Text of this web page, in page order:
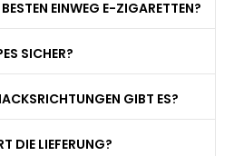
EINWEG E-ZIGARETTEN?
SICHER?
GIBT ES?
DIE LIEFERUNG?